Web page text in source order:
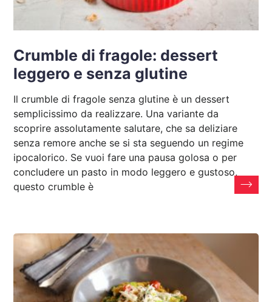
Crumble di fragole: dessert
leggero e senza glutine
Il crumble di fragole senza glutine è un dessert
semplicissimo da realizzare. Una variante da
scoprire assolutamente salutare, che sa deliziare
senza remore anche se si sta seguendo un regime
ipocalorico. Se vuoi fare una pausa golosa o per
concludere un pasto in modo leggero e gustoso,
questo crumble è